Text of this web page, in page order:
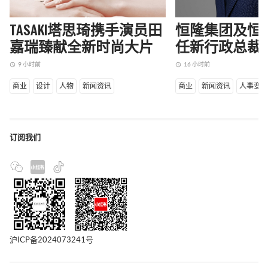
TASAKI塔思琦携手演员田
嘉瑞臻献全新时尚大片
access_time 9 小时前
商业 设计 人物 新闻资讯
恒隆集团及恒
任新行政总裁
access_time 16 小时前
商业 新闻资讯 人事变动
订阅我们
沪ICP备2024073241号